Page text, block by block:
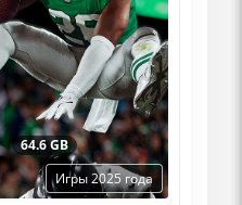
64.6 GB
Игры 2025 года